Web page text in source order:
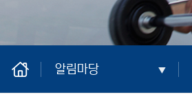
home 알림마당